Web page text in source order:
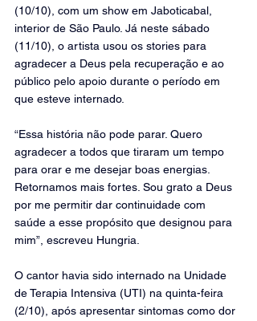
(10/10), com um show em Jaboticabal,
interior de São Paulo. Já neste sábado
(11/10), o artista usou os stories para
agradecer a Deus pela recuperação e ao
público pelo apoio durante o período em
que esteve internado.
“Essa história não pode parar. Quero
agradecer a todos que tiraram um tempo
para orar e me desejar boas energias.
Retornamos mais fortes. Sou grato a Deus
por me permitir dar continuidade com
saúde a esse propósito que designou para
mim”, escreveu Hungria.
O cantor havia sido internado na Unidade
de Terapia Intensiva (UTI) na quinta-feira
(2/10), após apresentar sintomas como dor